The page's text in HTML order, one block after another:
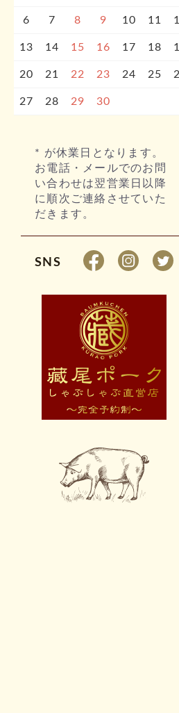
6 7 8 9 10 11
13 14 15 16 17 18
20 21 22 23 24 25
27 28 29 30
* が休業日となります。
お電話・メールでのお問
い合わせは翌営業日以降
に順次ご連絡させていた
だきます。
SNS